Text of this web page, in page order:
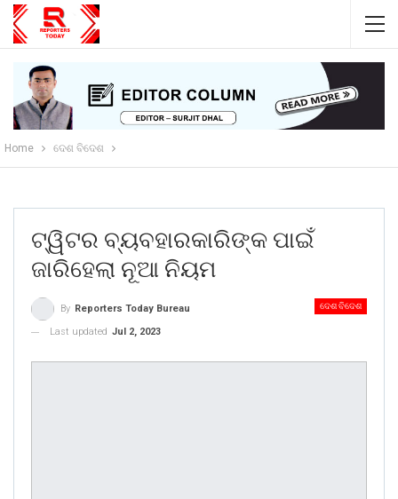
Home ଦେଶ ବିଦେଶ
ଟ୍ୱିଟର ବ୍ୟବହାରକାରିଙ୍କ ପାଇଁ
ଜାରିହେଲା ନୂଆ ନିୟମ
ଦେଶ ବିଦେଶ
By Reporters Today Bureau
Last updated Jul 2, 2023